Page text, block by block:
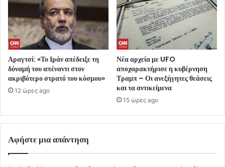
Αραγτσί: «Το Ιράν απέδειξε τη
δύναμή του απέναντι στον
ακριβότερο στρατό του κόσμου»
12 ώρες ago
Νέα αρχεία με UFO
αποχαρακτήρισε η κυβέρνηση
Τραμπ – Οι ανεξήγητες θεάσεις
και τα αντικείμενα
15 ώρες ago
Αφήστε μια απάντηση